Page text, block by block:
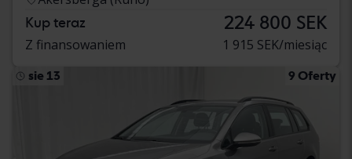
Kup teraz 224 800 SEK
Z finansowaniem 1 915 SEK/miesiąc
sie 13 9 Oferty